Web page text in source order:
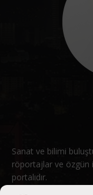
Sanat ve bilimi
röportajlar ve özgün
portalıdır.